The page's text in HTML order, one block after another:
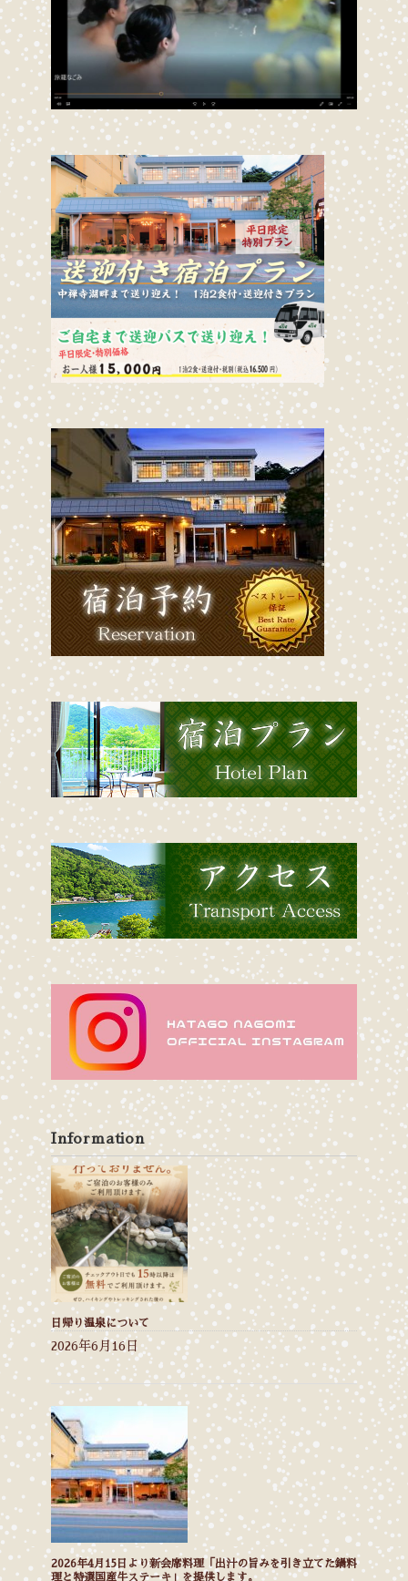
Information
日帰り温泉について
2026年6月16日
2026年4月15日より新会席料理「出汁の旨みを引き立てた鍋料
理と特選国産牛ステーキ」を提供します。